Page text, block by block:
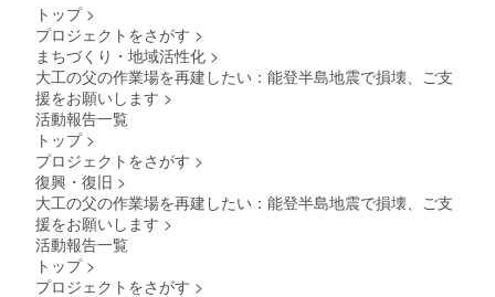
トップ >
プロジェクトをさがす >
まちづくり・地域活性化 >
大工の父の作業場を再建したい：能登半島地震で損壊、ご支
援をお願いします >
活動報告一覧
トップ >
プロジェクトをさがす >
復興・復旧 >
大工の父の作業場を再建したい：能登半島地震で損壊、ご支
援をお願いします >
活動報告一覧
トップ >
プロジェクトをさがす >